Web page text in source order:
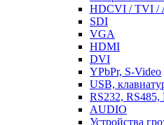
HDCVI / TVI /
SDI
VGA
HDMI
DVI
YPbPr, S-Video
USB,
RS232, RS485,
AUDIO
Устройства